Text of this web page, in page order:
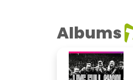
Albums